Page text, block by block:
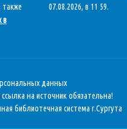
также
в
07.08.2026, в 11 59.
данных
на источник обязательна!
библиотечная система г.Сургута